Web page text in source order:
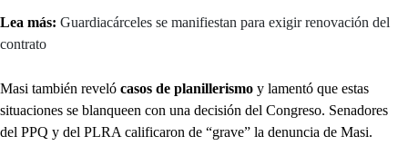
Lea más: Guardiacárceles se manifiestan para exigir renovación del
contrato
Masi también reveló casos de planillerismo y lamentó que estas
situaciones se blanqueen con una decisión del Congreso. Senadores
del PPQ y del PLRA calificaron de “grave” la denuncia de Masi.